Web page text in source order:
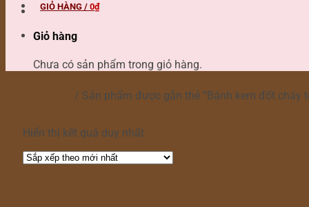
GIỎ HÀNG / 0₫
Giỏ hàng
Chưa có sản phẩm trong giỏ hàng.
/ Sản phẩm được gắn thẻ “Bánh kem đốt cháy
Hiển thị kết quả duy nhất